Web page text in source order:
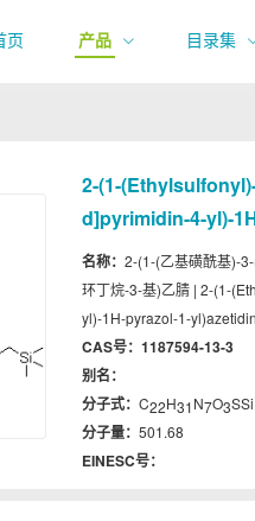
页 产品 目录集
2-(1-
d]pyrimidin-4-yl)-
名称： 2-(1-(乙基磺酰基)-
环丁烷-3-基)乙腈 | 2-(1-
yl)-1H-pyrazol-1-
CAS号： 1187594-13-3
别名：
分子式： C22H31N7O3SSi
分子量： 501.68
EINESC号：